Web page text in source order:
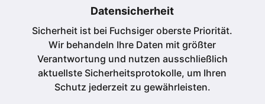
Datensicherheit
Sicherheit ist bei Fuchsiger oberste Priorität.
Wir behandeln Ihre Daten mit größter
Verantwortung und nutzen ausschließlich
aktuellste Sicherheitsprotokolle, um Ihren
Schutz jederzeit zu gewährleisten.